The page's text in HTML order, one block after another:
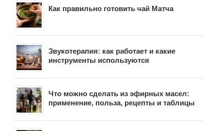
Как правильно готовить чай Матча
Звукотерапия: как работает и какие
инструменты используются
Что можно сделать из эфирных масел:
применение, польза, рецепты и таблицы